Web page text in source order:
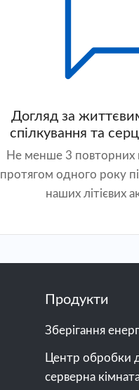
Догляд за
спілкування та
Не менше 3 повторних
протягом одного року
наших літієвих
Продукти
Зберігання
Центр обробки
серверна